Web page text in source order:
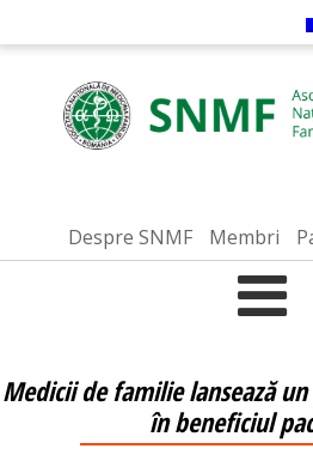
Despre SNMF Membri
Medicii de familie lansează
în beneficiul